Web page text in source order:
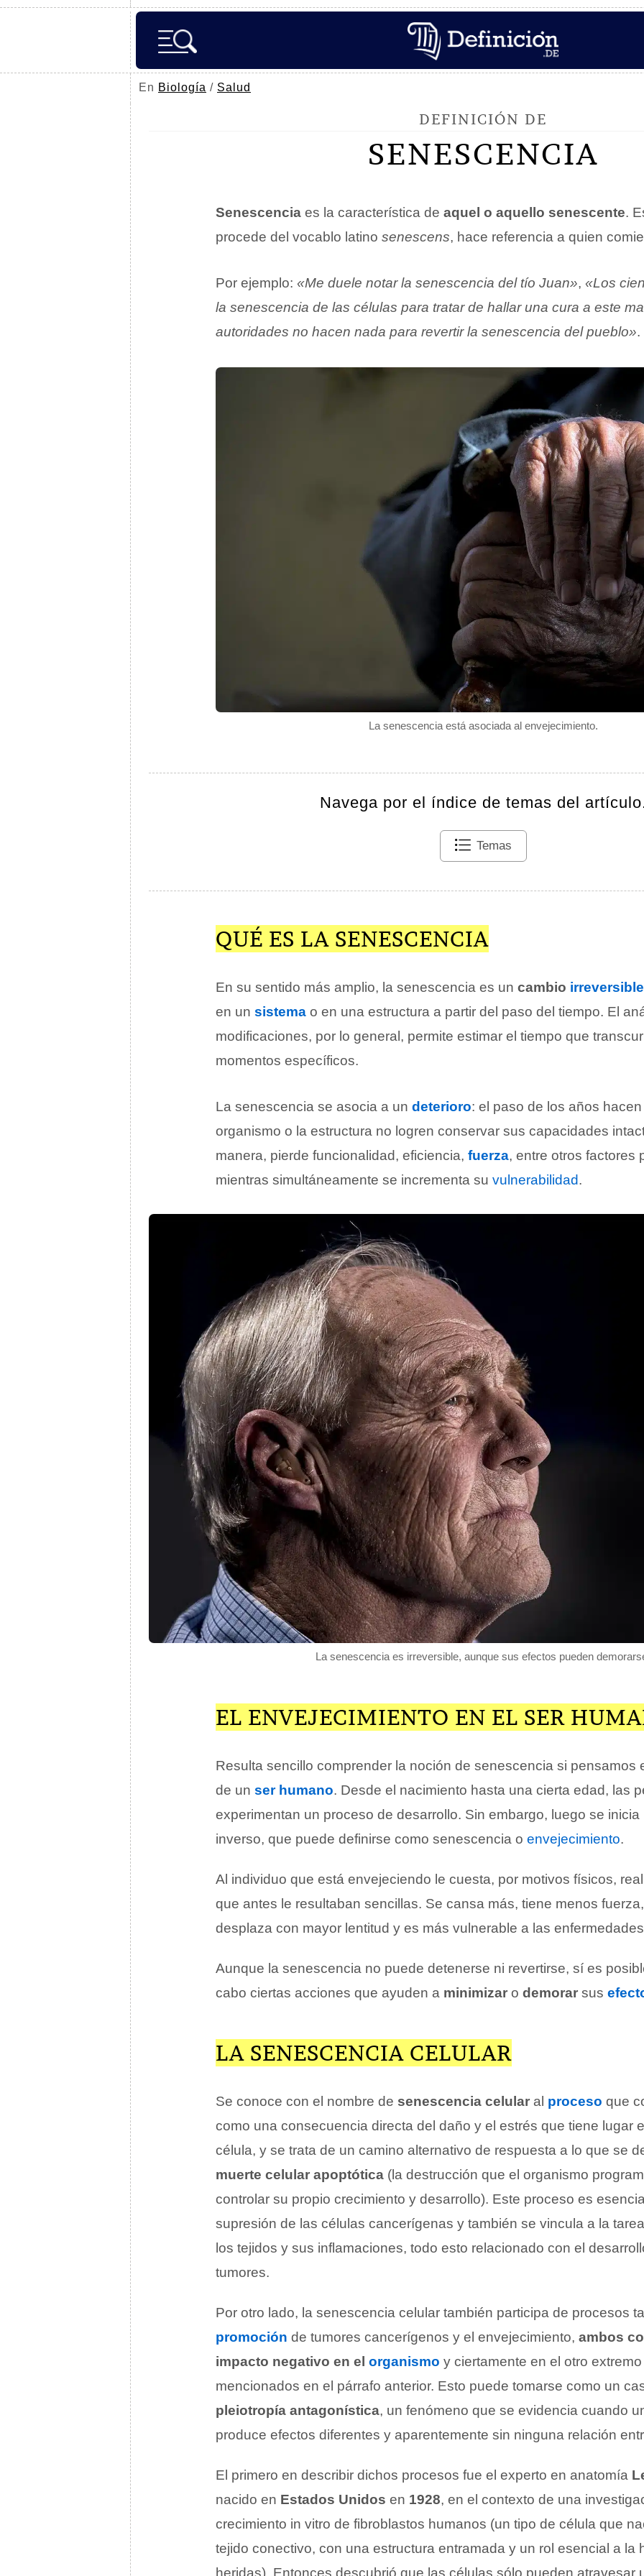
En Biología / Salud
DEFINICIÓN DE
SENESCENCIA
La senescencia está asociada al envejecimiento.
Senescencia es la característica de aquel o aquello senescente.
procede del vocablo latino senescens, hace referencia a quien
Por ejemplo: «Me duele notar la senescencia del tío Juan», «Los
la senescencia de las células para tratar de hallar una cura a este
autoridades no hacen nada para revertir la senescencia del pueblo».
Navega por el índice de temas del
Temas
QUÉ ES LA SENESCENCIA
En su sentido más amplio, la senescencia es un cambio irreversible
en un sistema o en una estructura a partir del paso del tiempo. El
modificaciones, por lo general, permite estimar el tiempo que
momentos específicos.
La senescencia se asocia a un deterioro: el paso de los años
organismo o la estructura no logren conservar sus capacidades
manera, pierde funcionalidad, eficiencia, fuerza, entre otros factores
mientras simultáneamente se incrementa su vulnerabilidad.
La senescencia es irreversible, aunque sus efectos pueden
EL ENVEJECIMIENTO EN EL SER
Resulta sencillo comprender la noción de senescencia si pensamos
de un ser humano. Desde el nacimiento hasta una cierta edad, las
experimentan un proceso de desarrollo. Sin embargo, luego se
inverso, que puede definirse como senescencia o envejecimiento.
Al individuo que está envejeciendo le cuesta, por motivos físicos,
que antes le resultaban sencillas. Se cansa más, tiene menos
desplaza con mayor lentitud y es más vulnerable a las
Aunque la senescencia no puede detenerse ni revertirse, sí es
cabo ciertas acciones que ayuden a minimizar o demorar sus
LA SENESCENCIA CELULAR
Se conoce con el nombre de senescencia celular al proceso que
como una consecuencia directa del daño y el estrés que tiene lugar
célula, y se trata de un camino alternativo de respuesta a lo que se
muerte celular apoptótica (la destrucción que el organismo
controlar su propio crecimiento y desarrollo). Este proceso es
supresión de las células cancerígenas y también se vincula a la
los tejidos y sus inflamaciones, todo esto relacionado con el
tumores.
Por otro lado, la senescencia celular también participa de procesos
promoción de tumores cancerígenos y el envejecimiento, ambos
impacto negativo en el organismo y ciertamente en el otro
mencionados en el párrafo anterior. Esto puede tomarse como un
pleiotropía antagonística, un fenómeno que se evidencia cuando
produce efectos diferentes y aparentemente sin ninguna relación
El primero en describir dichos procesos fue el experto en anatomía
nacido en Estados Unidos en 1928, en el contexto de una
crecimiento in vitro de fibroblastos humanos (un tipo de célula que
tejido conectivo, con una estructura entramada y un rol esencial a la
heridas). Entonces descubrió que las células sólo pueden atravesar